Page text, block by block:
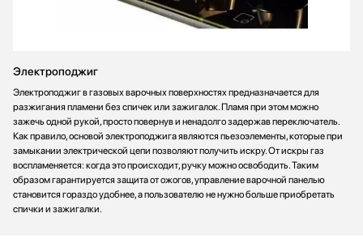
Электроподжиг
Электроподжиг в газовых варочных поверхностях предназначается для
разжигания пламени без спичек или зажигалок. Пламя при этом можно
зажечь одной рукой, просто повернув и ненадолго задержав переключатель.
Как правило, основой электроподжига являются пьезоэлементы, которые при
замыкании электрической цепи позволяют получить искру. От искры газ
воспламеняется: когда это происходит, ручку можно освободить. Таким
образом гарантируется защита от ожогов, управление варочной панелью
становится гораздо удобнее, а пользователю не нужно больше приобретать
спички и зажигалки.